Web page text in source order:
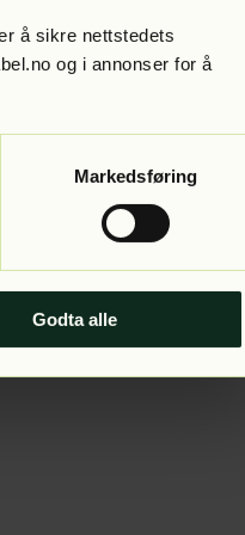
å sikre nettstedets
og i annonser for å
Markedsføring
Godta alle